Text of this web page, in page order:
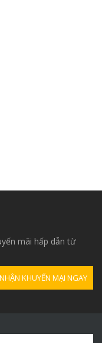
mãi hấp dẫn từ